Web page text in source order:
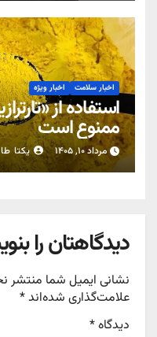
اخبار سلامت اخبار ویژه
استفاده از
ممنوع است
مرداد ۱۰, ۱۴۰۵ یکتا
دیدگاهتان را
نشانی ایمیل شما منتشر
علامت‌گذاری شده‌اند*
دیدگاه*